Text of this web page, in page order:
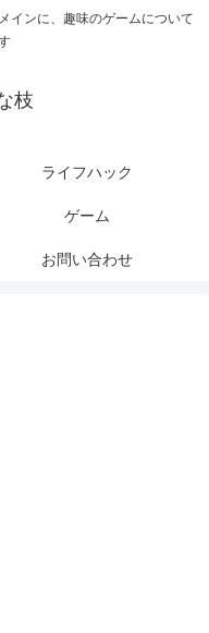
インに、趣味のゲームについて
枝
ライフハック
ゲーム
お問い合わせ